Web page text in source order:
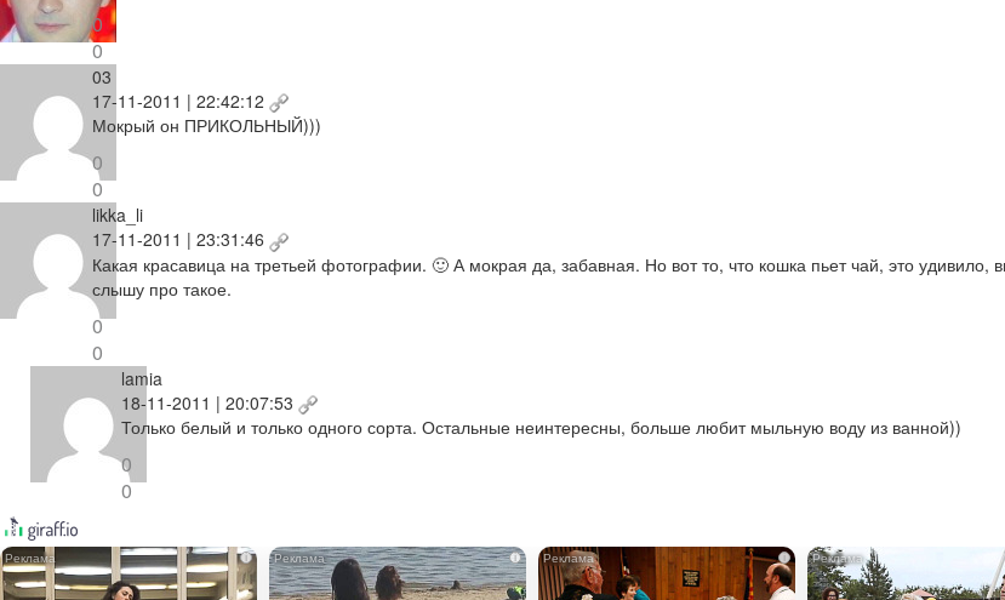
0
0
03
17-11-2011 | 22:42:12
Мокрый он ПРИКОЛЬНЫЙ)))
0
0
likka_li
17-11-2011 | 23:31:46
Какая красавица на третьей фотографии. 🙂 А мокрая да, забавная. Но вот то, что кошка пьет чай, это удивило,
слышу про такое.
0
0
lamia
18-11-2011 | 20:07:53
Только белый и только одного сорта. Остальные неинтересны, больше любит мыльную воду из ванной))
0
0
i i i